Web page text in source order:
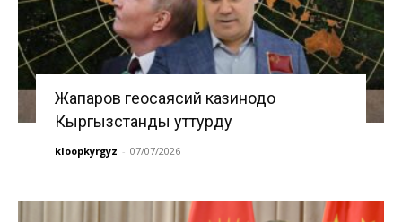
Жапаров геосаясий казинодо
Кыргызстанды уттурду
kloopkyrgyz - 07/07/2026